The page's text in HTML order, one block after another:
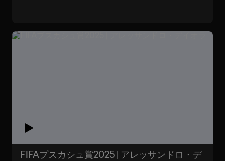
FIFAプスカシュ賞2025 | アレッサンドロ・デ